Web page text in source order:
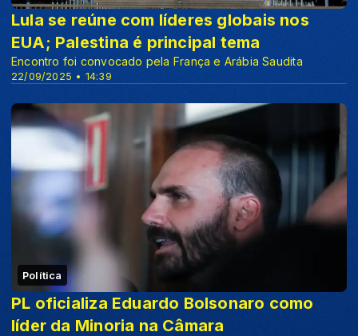
22/09/2025 • 14:39
Lula se reúne com líderes globais nos
EUA; Palestina é principal tema
Encontro foi convocado pela França e Arábia Saudita
Política
PL oficializa Eduardo Bolsonaro como
líder da Minoria na Câmara